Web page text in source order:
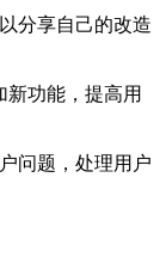
分享自己的改造
功能，提高用
问题，处理用户